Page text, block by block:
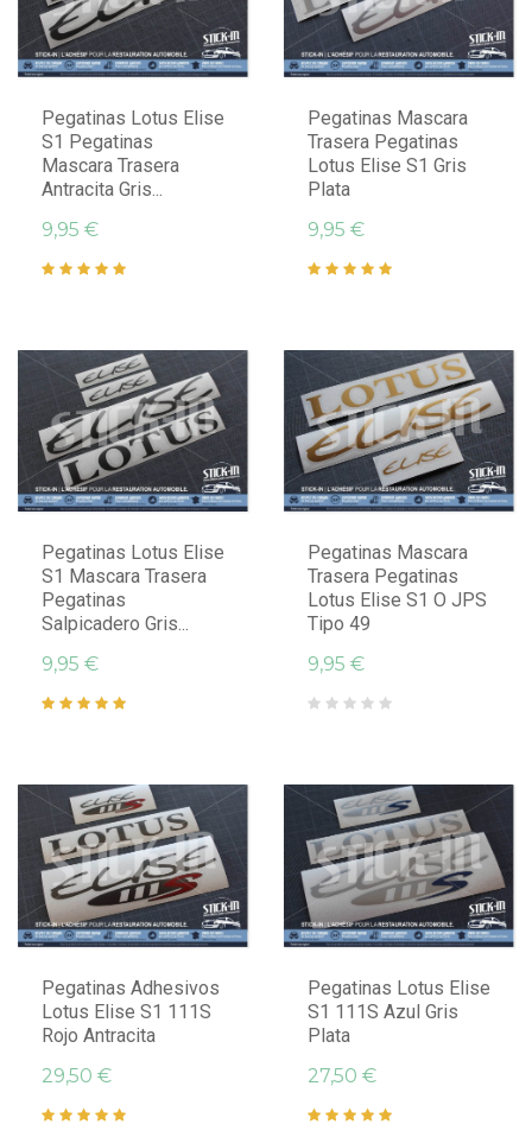
Pegatinas Lotus Elise
S1 Pegatinas
Mascara Trasera
Antracita Gris...
9,95 €
Pegatinas Mascara
Trasera Pegatinas
Lotus Elise S1 Gris
Plata
9,95 €
Pegatinas Lotus Elise
S1 Mascara Trasera
Pegatinas
Salpicadero Gris...
9,95 €
Pegatinas Mascara
Trasera Pegatinas
Lotus Elise S1 O JPS
Tipo 49
9,95 €
Pegatinas Adhesivos
Lotus Elise S1 111S
Rojo Antracita
29,50 €
Pegatinas Lotus Elise
S1 111S Azul Gris
Plata
27,50 €